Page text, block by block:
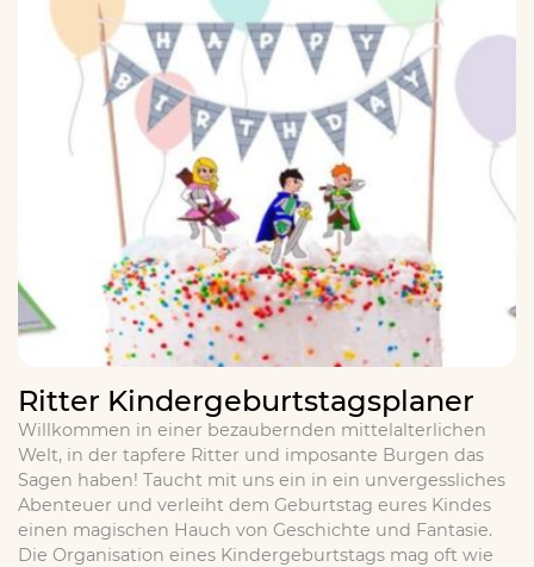
Ritter Kindergeburtstagsplaner
Willkommen in einer bezaubernden mittelalterlichen
Welt, in der tapfere Ritter und imposante Burgen das
Sagen haben! Taucht mit uns ein in ein unvergessliches
Abenteuer und verleiht dem Geburtstag eures Kindes
einen magischen Hauch von Geschichte und Fantasie.
Die Organisation eines Kindergeburtstags mag oft wie